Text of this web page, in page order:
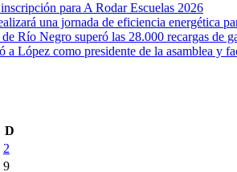
para A Rodar Escuelas 2026
una jornada de eficiencia energética
Río Negro superó las 28.000 recargas de
a López como presidente de la asamblea y
D
2
9